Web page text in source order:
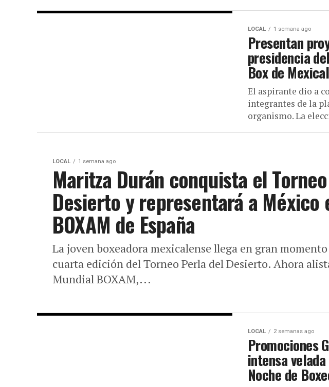
LOCAL 1 semana ago
Presentan
presidencia
Box de
El aspirante dio a
integrantes de la
organismo. La
LOCAL 1 semana ago
Maritza Durán conquista el
Desierto y representará a México
BOXAM de España
La joven boxeadora mexicalense llega en gran
cuarta edición del Torneo Perla del Desierto. Ahora
Mundial BOXAM,...
LOCAL 2 semanas ago
Promociones
intensa
Noche de